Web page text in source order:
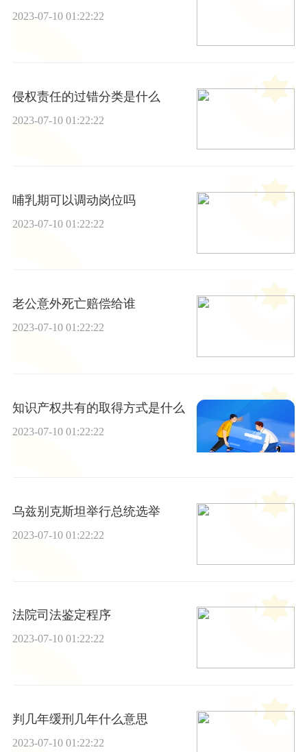
2023-07-10 01:22:22
侵权责任的过错分类是什么
2023-07-10 01:22:22
哺乳期可以调动岗位吗
2023-07-10 01:22:22
老公意外死亡赔偿给谁
2023-07-10 01:22:22
知识产权共有的取得方式是什么
2023-07-10 01:22:22
乌兹别克斯坦举行总统选举
2023-07-10 01:22:22
法院司法鉴定程序
2023-07-10 01:22:22
判几年缓刑几年什么意思
2023-07-10 01:22:22